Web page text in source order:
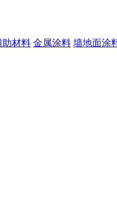
助材料 金属涂料 墙地面涂